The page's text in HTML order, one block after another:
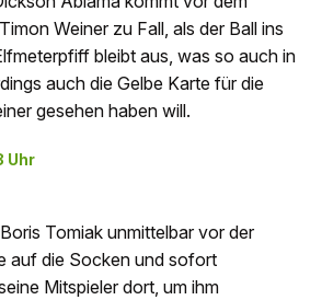
Weiner zu Fall, als der Ball ins
bleibt aus, was so auch in
auch die Gelbe Karte für die
gesehen haben will.
Uhr
Tomiak unmittelbar vor der
auf die Socken und sofort
Mitspieler dort, um ihm